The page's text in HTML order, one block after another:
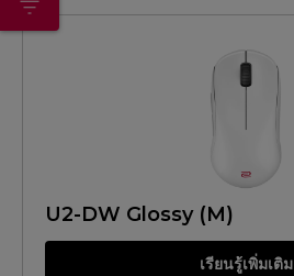
U2-DW Glossy (M)
เรียนรู้เพิ่มเติม